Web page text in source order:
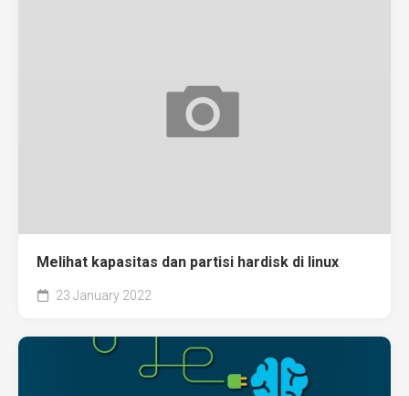
Melihat kapasitas dan partisi hardisk di linux
23 January 2022